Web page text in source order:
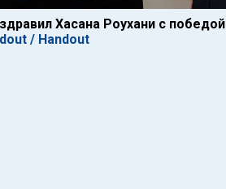
Хасана Роухани с
/ Handout